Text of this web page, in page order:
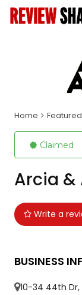
Home Featured
Claimed
Arcia &
Write a
BUSINESS
10-34 44th Dr,